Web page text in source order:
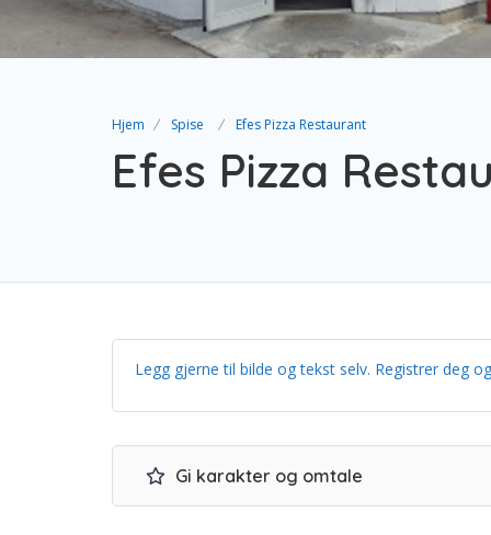
Hjem Spise Efes Pizza Restaurant
Efes Pizza
Legg gjerne til bilde og tekst selv. Registrer deg
Gi karakter og omtale